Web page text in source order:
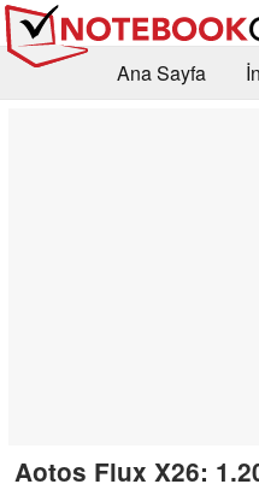
Ana Sayfa
Aotos Flux X26: